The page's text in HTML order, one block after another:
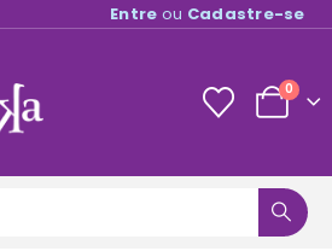
Entre ou Cadastre-se
0